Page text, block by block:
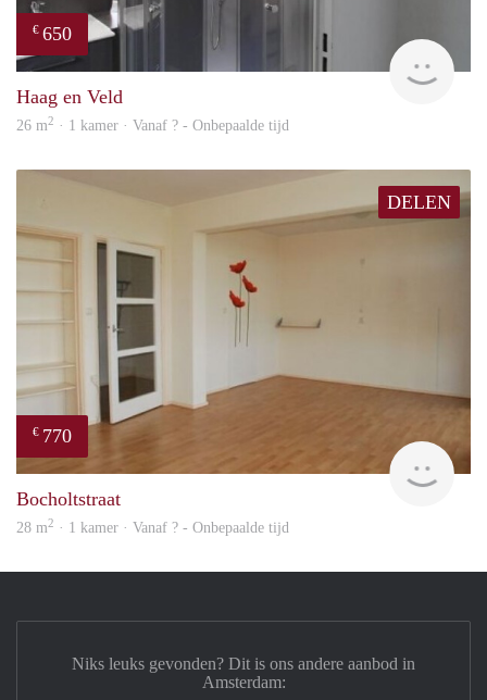
€ 650
Haag en Veld
26 m2 · 1 kamer · Vanaf ? - Onbepaalde tijd
DELEN
€ 770
Bocholtstraat
28 m2 · 1 kamer · Vanaf ? - Onbepaalde tijd
Niks leuks gevonden? Dit is ons andere aanbod in
Amsterdam: